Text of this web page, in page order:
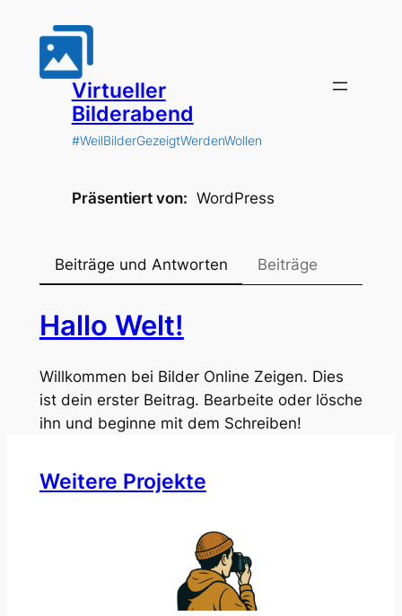
Inhalt
springen
Virtueller
Bilderabend
#WeilBilderGezeigtWerdenWollen
Präsentiert von WordPress
Beiträge und Antworten Beiträge
Hallo Welt!
Willkommen bei Bilder Online Zeigen. Dies
ist dein erster Beitrag. Bearbeite oder lösche
ihn und beginne mit dem Schreiben!
Weitere Projekte